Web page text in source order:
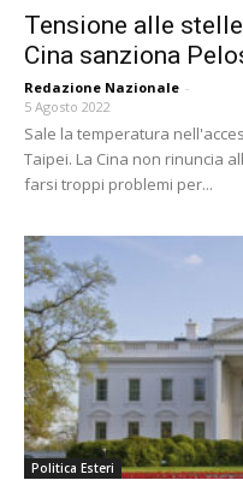
Tensione alle
Cina sanziona
Redazione Nazionale -
5 Agosto 2022
Sale la temperatura
Taipei. La Cina non rinuncia
farsi troppi problemi per...
Politica Esteri